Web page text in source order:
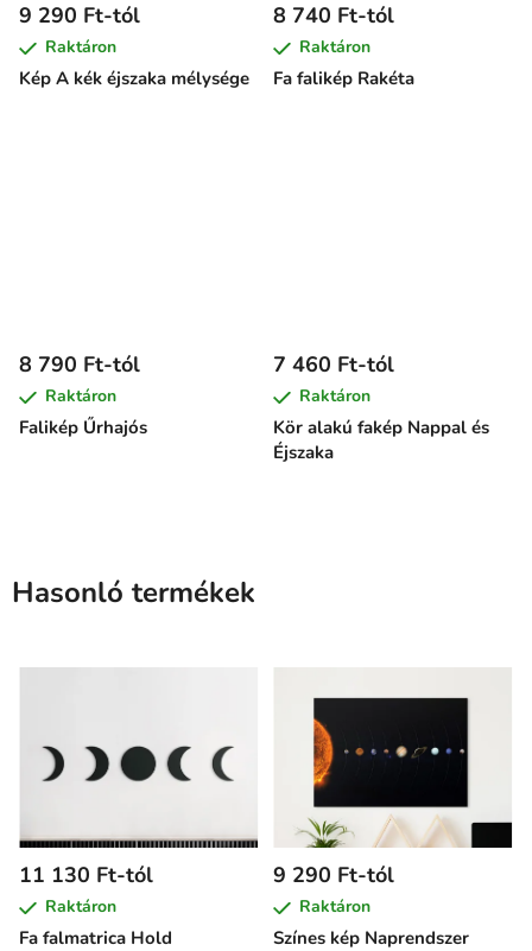
Kép A kék éjszaka mélysége
9 290 Ft-tól
Raktáron
Fa falikép Rakéta
8 740 Ft-tól
Raktáron
Falikép Űrhajós
8 790 Ft-tól
Raktáron
Kör alakú fakép Nappal és
Éjszaka
7 460 Ft-tól
Raktáron
Hasonló termékek
Fa falmatrica Hold
11 130 Ft-tól
Raktáron
Színes kép Naprendszer
9 290 Ft-tól
Raktáron